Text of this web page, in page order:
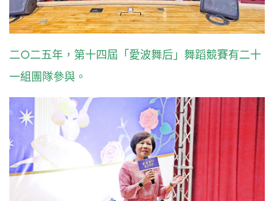
二○二五年，第十四屆「愛波舞后」舞蹈競賽有二十
一組團隊參與。